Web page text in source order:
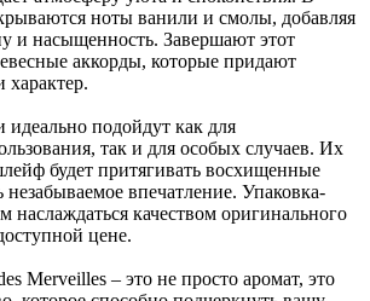
ноты ванили и смолы, добавляя
и насыщенность. Завершают этот
аккорды, которые придают
характер.
идеально подойдут как для
так и для особых случаев. Их
будет притягивать восхищенные
незабываемое впечатление. Упаковка-
наслаждаться качеством оригинального
цене.
Merveilles – это не просто аромат, это